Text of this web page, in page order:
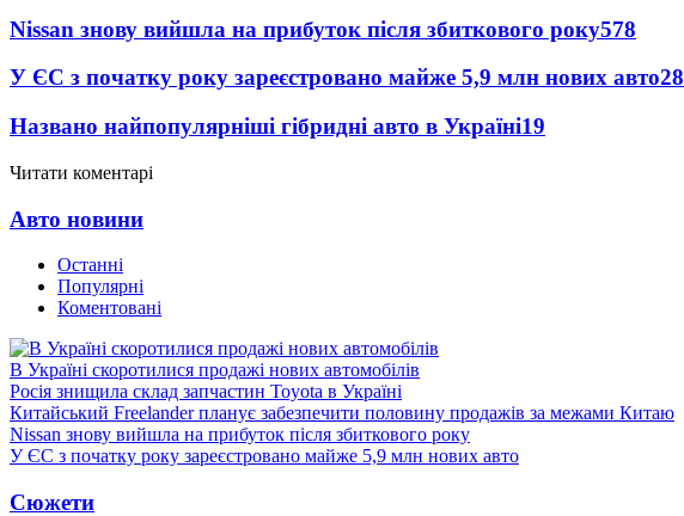
Nissan знову вийшла на прибуток після збиткового року578
У ЄС з початку року зареєстровано майже 5,9 млн нових авто28
Названо найпопулярніші гібридні авто в Україні19
Читати коментарі
Авто новини
Останні
Популярні
Коментовані
В Україні скоротилися продажі нових автомобілів
Росія знищила склад запчастин Toyota в Україні
Китайський Freelander планує забезпечити половину продажів за межами Китаю
Nissan знову вийшла на прибуток після збиткового року
У ЄС з початку року зареєстровано майже 5,9 млн нових авто
Сюжети